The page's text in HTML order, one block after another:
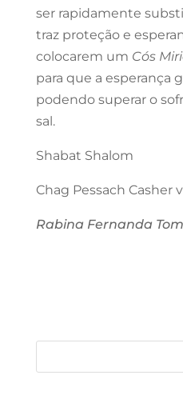
ser rapidamente
traz proteção e
colocarem um Cós
para que a esperança
podendo superar o
sal.
Shabat Shalom
Chag Pessach Casher
Rabina Fernanda